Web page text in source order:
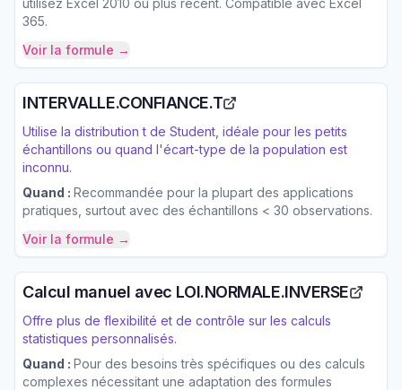
utilisez Excel 2010 ou plus récent. Compatible avec Excel
365.
Voir la formule →
INTERVALLE.CONFIANCE.T
Utilise la distribution t de Student, idéale pour les petits
échantillons ou quand l'écart-type de la population est
inconnu.
Quand : Recommandée pour la plupart des applications
pratiques, surtout avec des échantillons < 30 observations.
Voir la formule →
Calcul manuel avec LOI.NORMALE.INVERSE
Offre plus de flexibilité et de contrôle sur les calculs
statistiques personnalisés.
Quand : Pour des besoins très spécifiques ou des calculs
complexes nécessitant une adaptation des formules